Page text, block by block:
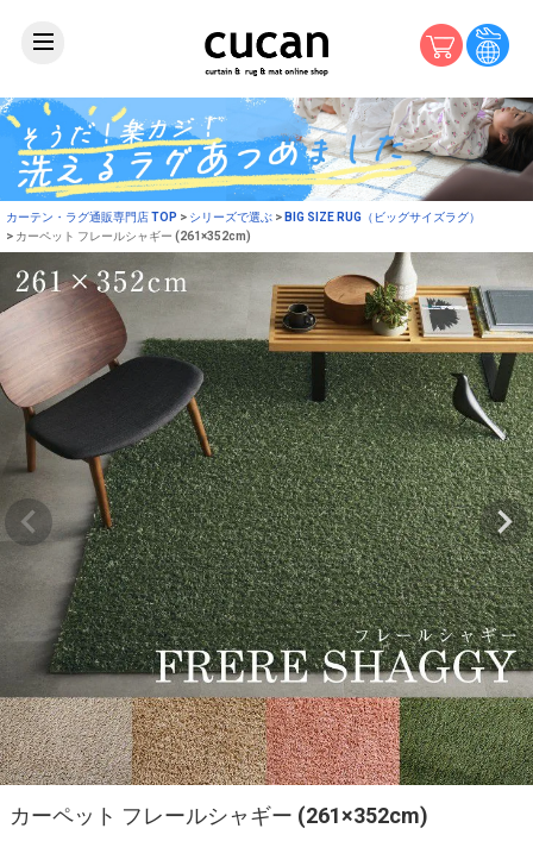
カーテン・ラグ通販専門店 TOP シリーズで選ぶ
BIG SIZE RUG（ビッグサイズラグ）
カーペット フレールシャギー (261×352cm)
カーペット フレールシャギー (261×352cm)